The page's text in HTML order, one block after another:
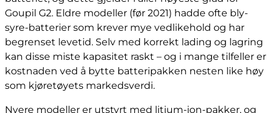
Goupil G2. Eldre modeller (før 2021) hadde ofte bly-
syre-batterier som krever mye vedlikehold og har
begrenset levetid. Selv med korrekt lading og lagring
kan disse miste kapasitet raskt – og i mange tilfeller er
kostnaden ved å bytte batteripakken nesten like høy
som kjøretøyets markedsverdi.
Nyere modeller er utstyrt med litium-ion-pakker, og